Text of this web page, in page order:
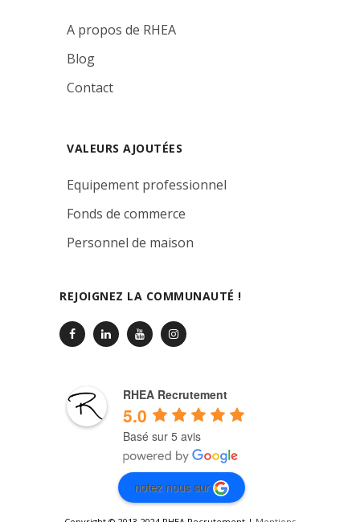
A propos de RHEA
Blog
Contact
VALEURS AJOUTÉES
Equipement professionnel
Fonds de commerce
Personnel de maison
REJOIGNEZ LA COMMUNAUTÉ !
RHEA Recrutement
5.0
Basé sur 5 avis
notez nous sur